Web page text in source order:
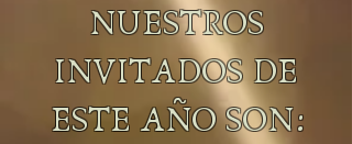
NUESTROS
INVITADOS DE
ESTE AÑO SON: